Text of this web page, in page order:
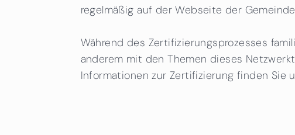
regelmäßig auf der Webseite der
Während des Zertifizierungsprozesses
anderem mit den Themen dieses
Informationen zur Zertifizierung finden Sie